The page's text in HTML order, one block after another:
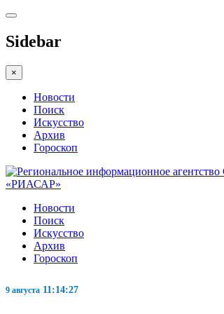
Sidebar
×
Новости
Поиск
Искусство
Архив
Гороскоп
«РИАСАР»
Новости
Поиск
Искусство
Архив
Гороскоп
9 августа 11:14:28